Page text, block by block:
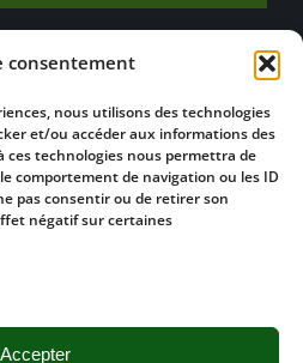
consentement
nous utilisons des technologies
et/ou accéder aux informations des
ces technologies nous permettra de
comportement de navigation ou les ID
pas consentir ou de retirer son
négatif sur certaines
Accepter